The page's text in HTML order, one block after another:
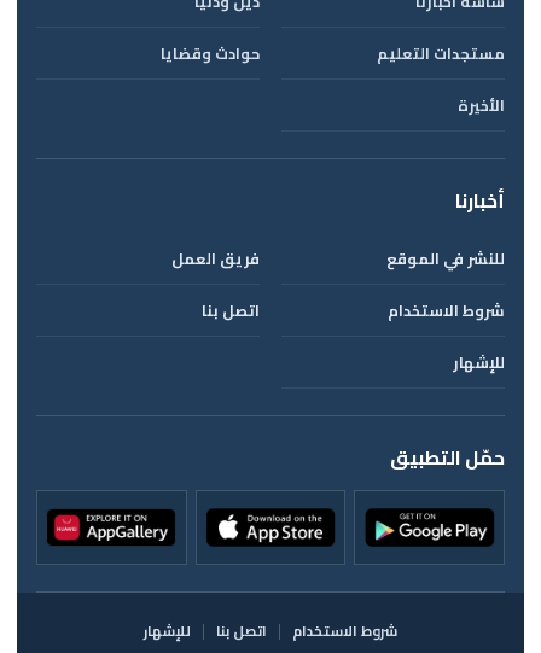
مستجدات التعليم
حوادث وقضايا
الأخيرة
أخبارنا
للنشر في الموقع
فريق العمل
شروط الاستخدام
اتصل بنا
للإشهار
حمّل التطبيق
شروط الاستخدام اتصل بنا
للإشهار